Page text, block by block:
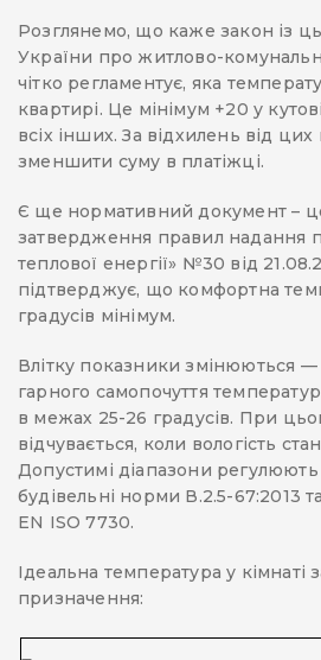
Розглянемо, що каже закон із
України про житлово-
чітко регламентує, яка
квартирі. Це мінімум +20 у
всіх інших. За відхилень від
зменшити суму в платіжці.
Є ще нормативний документ –
затвердження правил надання
теплової енергії» №30 від
підтверджує, що комфортна
градусів мінімум.
Влітку показники змінюються
гарного самопочуття
в межах 25-26 градусів. При
відчувається, коли вологість
Допустимі діапазони
будівельні норми В.2.5-67:2013
EN ISO 7730.
Ідеальна температура у кімнаті
призначення: